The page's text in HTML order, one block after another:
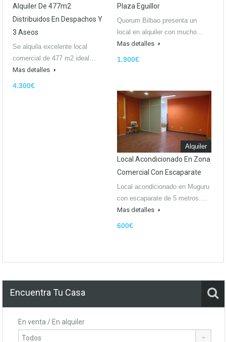
Alquiler De 477m2
Distribuidos En Despachos Y
3 Aseos
Se alquila excelente local
comercial de 477 m2 ideal…
Mas detalles
4.300€
Plaza Eguillor
Quorum Bilbao presenta un
local en alquiler con mucho…
Mas detalles
1.900€
Alquiler
Local Acondicionado En Zona
Comercial Con Escaparate
Local acondicionado en Muguru
con escaparate de 5 metros.…
Mas detalles
600€
Encuentra Tu Casa
En venta / En alquiler